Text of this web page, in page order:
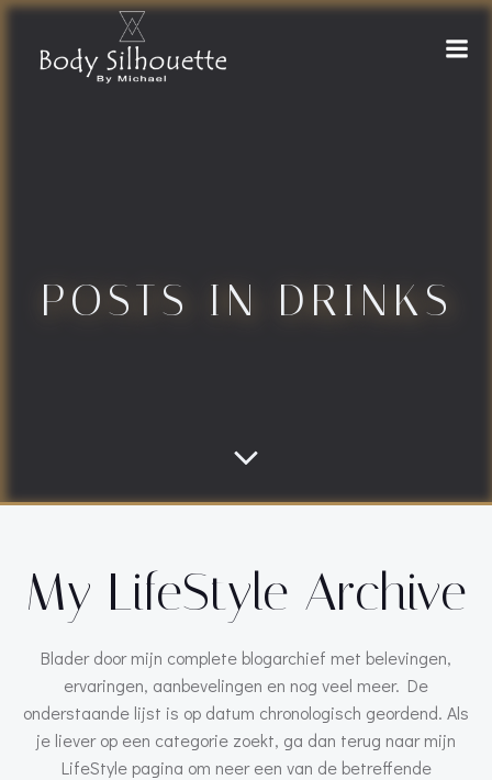
Naar
POSTS IN DRINKS
My LifeStyle Archive
Blader door mijn complete blogarchief met belevingen,
ervaringen, aanbevelingen en nog veel meer. De
onderstaande lijst is op datum chronologisch geordend. Als
je liever op een categorie zoekt, ga dan terug naar mijn
LifeStyle pagina om neer een van de betreffende